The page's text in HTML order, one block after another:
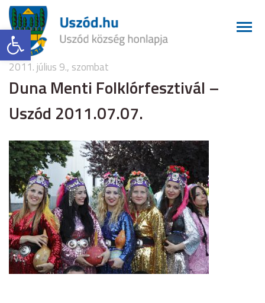
Eszköztár megnyitása
2011. július 9., szombat
Duna Menti Folklórfesztivál –
Uszód 2011.07.07.